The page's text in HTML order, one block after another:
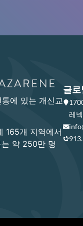
에 있는 개신교
165개 지역에서
약 250만 명
글로
레